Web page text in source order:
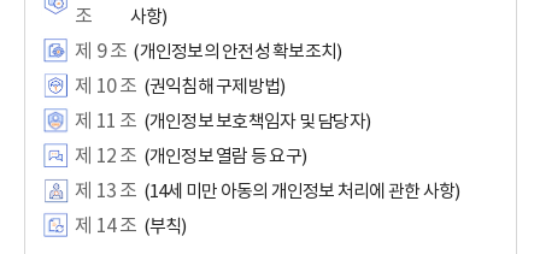
조
사항)
제 9 조 (개인정보의 안전성 확보조치)
제 10 조 (권익침해 구제방법)
제 11 조 (개인정보 보호책임자 및 담당자)
제 12 조 (개인정보 열람 등 요구)
제 13 조 (14세 미만 아동의 개인정보 처리에 관한 사항)
제 14 조 (부칙)